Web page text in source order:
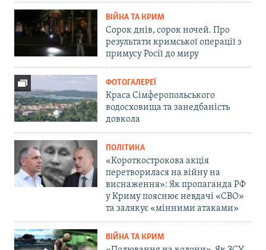
ВІЙНА ТА КРИМ
Сорок днів, сорок ночей. Про
результати кримської операції з
примусу Росії до миру
ФОТОГАЛЕРЕЇ
Краса Сімферопольського
водосховища та занедбаність
довкола
ПОЛІТИКА
«Короткострокова акція
перетворилася на війну на
виснаження»: Як пропаганда РФ
у Криму пояснює невдачі «СВО»
та залякує «мінними атаками»
ВІЙНА ТА КРИМ